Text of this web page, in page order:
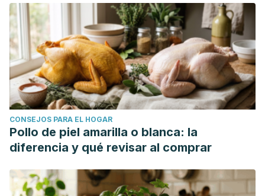
Prete, A., Paragliola, R. M., & Corsello, S. M. (2015). Iodine
Supplementation: Usage "with a Grain of Salt". International
Journal of Endocrinology, 2015, 312305.
https://www.ncbi.nlm.nih.gov/pmc/articles/PMC4383497/
Severo, J. S., Morais, J. B. S., de Freitas, T. E. C., Andrade,
A. L. P., Feitosa, M. M., Fontenelle, L. C., de Oliveira, A. R. S.,
Cruz, K. J. C., & do Nascimento Marreiro, D. (2019). The
Role of Zinc in Thyroid Hormones Metabolism.
journal for vitamin and nutrition research. Internationale
Zeitschrift fur Vitamin- und Ernahrungsforschung
80–88. https://pubmed.ncbi.nlm.nih.gov/30982439/
Wojtas, N., Wadolowska, L., & Bandurska-Stankiewicz, E.
CONSEJOS PARA EL HOGAR
Pollo de piel amarilla o blanca: la
diferencia y qué revisar al comprar